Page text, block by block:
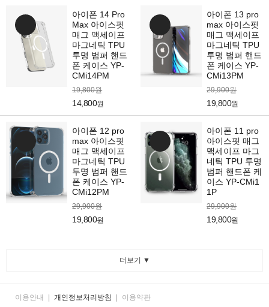
아이폰 14 Pro
Max 아이스핏
매그 맥세이프
마그네틱 TPU
투명 범퍼 핸드
폰 케이스 YP-
CMi14PM
19,800원
14,800원
아이폰 13 pro
max 아이스핏
매그 맥세이프
마그네틱 TPU
투명 범퍼 핸드
폰 케이스 YP-
CMi13PM
29,900원
19,800원
아이폰 12 pro
max 아이스핏
매그 맥세이프
마그네틱 TPU
투명 범퍼 핸드
폰 케이스 YP-
CMi12PM
29,900원
19,800원
아이폰 11 pro
아이스핏 매그
맥세이프 마그
네틱 TPU 투명
범퍼 핸드폰 케
이스 YP-CMi1
1P
29,900원
19,800원
더보기 ▼
이용안내 개인정보처리방침 이용약관